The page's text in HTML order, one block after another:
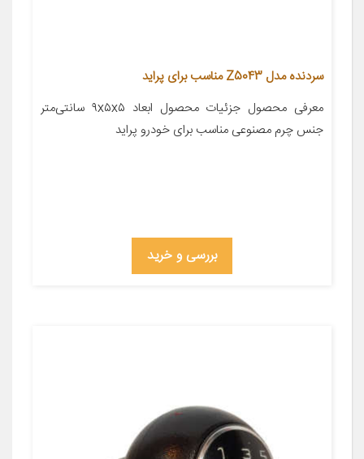
سردنده مدل Z5043 مناسب برای پراید
معرفی محصول جزئیات محصول ابعاد ۹x۵x۵ سانتی‌متر
جنس چرم مصنوعی مناسب برای خودرو پراید
بررسی و خرید